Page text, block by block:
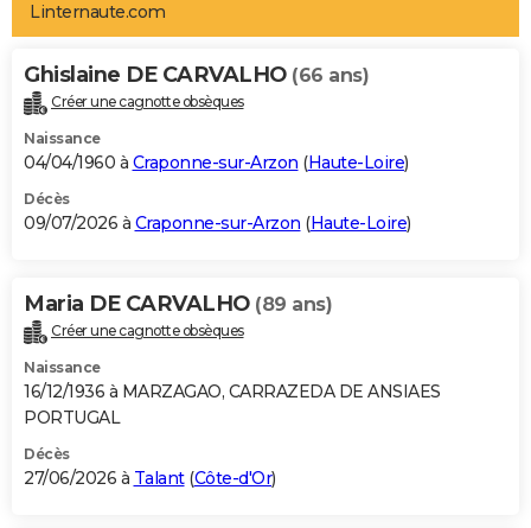
Art de vivre
Bien-être
Loisirs
Mode
Modes de vie
Alimentation
Guide de la santé
Maladies
Médicaments
Sommeil
VOYAGE
Destinations
City break
Voyage nature
Voyage de noces
Forum
Climat
+PHOTO
GUIDES D'ACHAT
BONS PLANS
Carte de Noël
Carte Bonne année
Carte Saint-Valentin
Carte Pâques
Carte d'anniversaire
DICTIONNAIRE
Dictionnaire
Biographies
Citations
Expressions
Proverbes
PROGRAMME TV
COPAINS D'AVANT
S'inscrire
Se connecter
Lycées
Collèges
Primaires
Universités
Entreprises
Service militaire
Avis de recherche
AVIS DE DÉCÈS
Linternaute.com
Ghislaine DE CARVALHO (66 ans)
Créer une cagnotte obsèques
Naissance
04/04/1960 à Craponne-sur-Arzon (Haute-Loire)
Décès
09/07/2026 à Craponne-sur-Arzon (Haute-Loire)
Maria DE CARVALHO (89 ans)
Créer une cagnotte obsèques
Naissance
16/12/1936 à MARZAGAO, CARRAZEDA DE ANSIAES
PORTUGAL
Décès
27/06/2026 à Talant(Côte-d'Or)